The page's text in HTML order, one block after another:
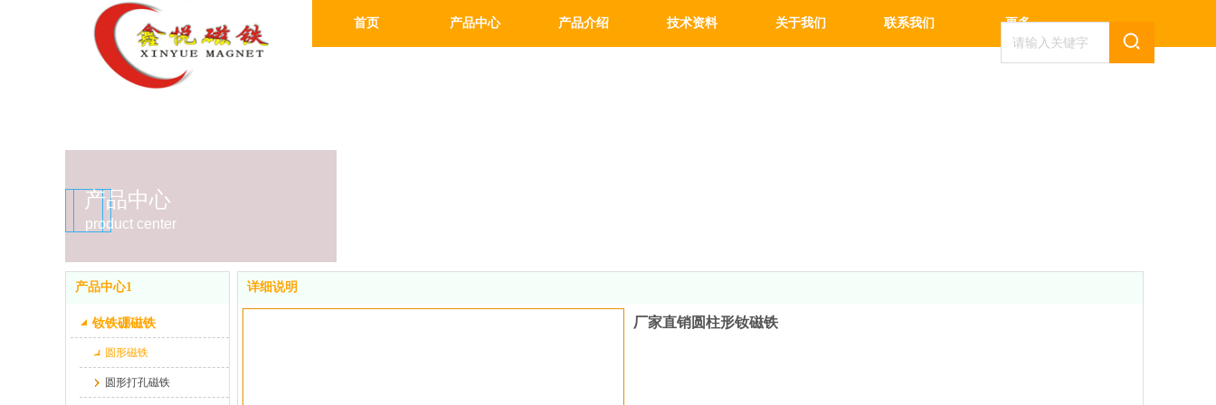
首页 产品中心 产品介绍 技术资料 关于我们 联系我们 更多
产品中心
product center
产品中心1
钕铁硼磁铁
圆形磁铁
圆形打孔磁铁
详细说明
厂家直销圆柱形钕磁铁